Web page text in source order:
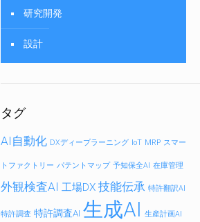
研究開発
設計
タグ
AI自動化 DXディープラーニング IoT MRP スマー
トファクトリー パテントマップ 予知保全AI 在庫管理
外観検査AI 工場DX 技能伝承 特許翻訳AI
特許調査 特許調査AI 生成AI 生産計画AI